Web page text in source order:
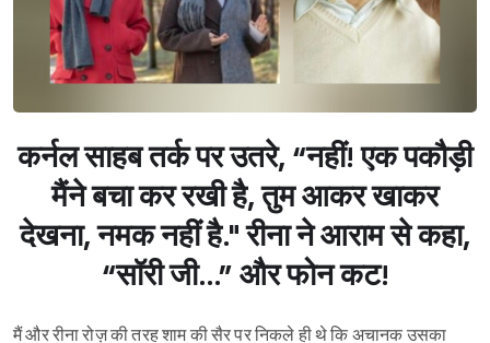
कर्नल साहब तर्क पर उतरे, “नहीं! एक पकौड़ी
मैंने बचा कर रखी है, तुम आकर खाकर
देखना, नमक नहीं है." रीना ने आराम से कहा,
“सॉरी जी…” और फोन कट!
मैं और रीना रोज़ की तरह शाम की सैर पर निकले ही थे कि अचानक उसका